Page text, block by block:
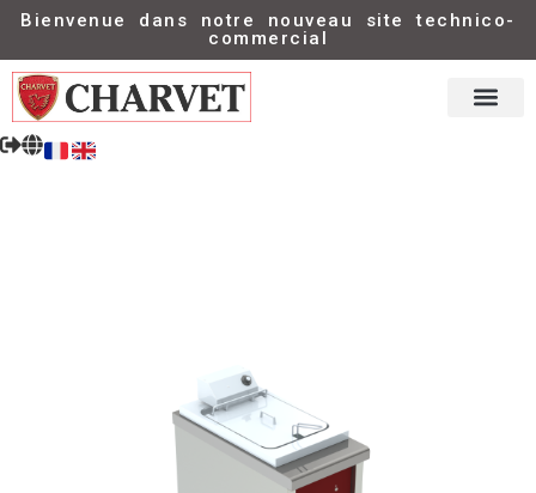
Bienvenue dans notre nouveau site technico-
commercial